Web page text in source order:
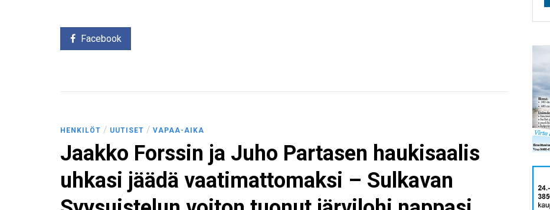
Facebook
HENKILÖT / UUTISET / VAPAA-AIKA
Jaakko Forssin ja Juho Partasen haukisaalis
uhkasi jäädä vaatimattomaksi – Sulkavan